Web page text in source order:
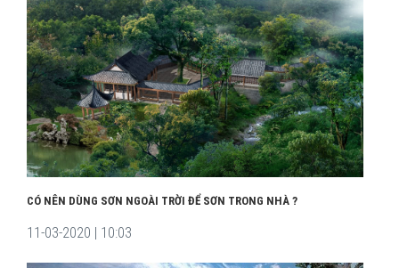
CÓ NÊN DÙNG SƠN NGOÀI TRỜI ĐỂ SƠN TRONG NHÀ ?
11-03-2020 | 10:03